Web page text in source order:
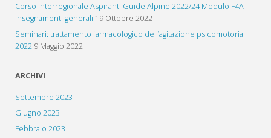
Corso Interregionale Aspiranti Guide Alpine 2022/24 Modulo F4A
Insegnamenti generali 19 Ottobre 2022
Seminari: trattamento farmacologico dell’agitazione psicomotoria
2022 9 Maggio 2022
ARCHIVI
Settembre 2023
Giugno 2023
Febbraio 2023